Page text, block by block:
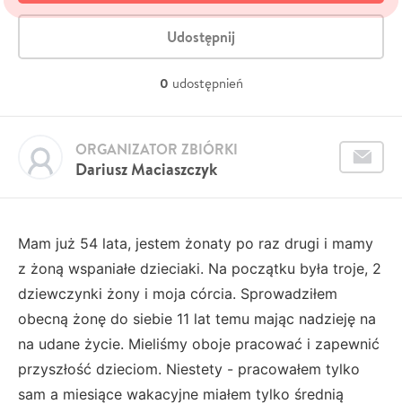
Udostępnij
0 udostępnień
Dariusz Maciaszczyk
ORGANIZATOR ZBIÓRKI
Mam już 54 lata, jestem żonaty po raz drugi i mamy
z żoną wspaniałe dzieciaki. Na początku była troje, 2
dziewczynki żony i moja córcia. Sprowadziłem
obecną żonę do siebie 11 lat temu mając nadzieję na
na udane życie. Mieliśmy oboje pracować i zapewnić
przyszłość dzieciom. Niestety - pracowałem tylko
sam a miesiące wakacyjne miałem tylko średnią